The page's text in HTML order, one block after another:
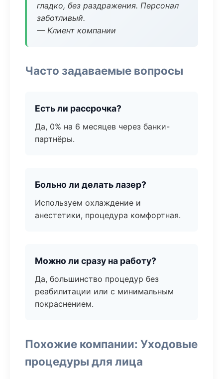
гладко, без раздражения. Персонал
заботливый.
— Клиент компании
Часто задаваемые вопросы
Есть ли рассрочка?
Да, 0% на 6 месяцев через банки-
партнёры.
Больно ли делать лазер?
Используем охлаждение и
анестетики, процедура комфортная.
Можно ли сразу на работу?
Да, большинство процедур без
реабилитации или с минимальным
покраснением.
Похожие компании: Уходовые
процедуры для лица